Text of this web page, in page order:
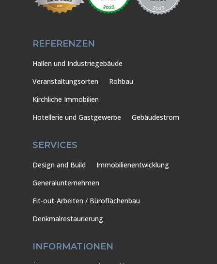
REFERENZEN
Hallen und Industriegebäude
Veranstaltungsorten
Rohbau
Kirchliche Immobilien
Hotellerie und Gastgewerbe
Gebäudestrom
SERVICES
Design and Build
Immobilienentwicklung
Generalunternehmen
Fit-out-Arbeiten / Büroflächenbau
Denkmalrestaurierung
INFORMATIONEN